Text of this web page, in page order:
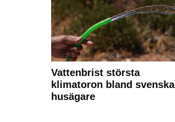
Vattenbrist största
klimatoron bland svenska
husägare